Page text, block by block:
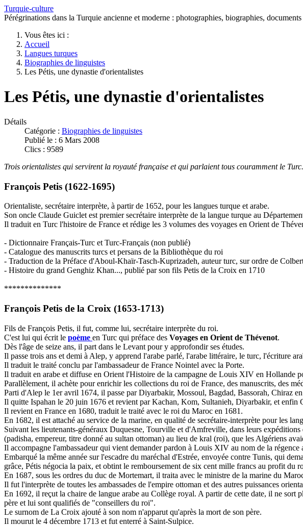
Turquie-culture
Pérégrinations dans la Turquie ancienne et moderne : photographies, biographies,
Vous êtes ici :
Accueil
Langues turques
Biographies de linguistes
Les Pétis, une dynastie d'orientalistes
Les Pétis, une dynastie d'orientalistes
Détails
Catégorie : Biographies de linguistes
Publié le : 6 Mars 2008
Clics : 9589
Trois orientalistes qui servirent la royauté française et qui parlaient tous couramment le
François Petis (1622-1695)
Orientaliste, secrétaire interprète, à partir de 1652, pour les langues turque et arabe.
Son oncle Claude Guiclet est premier secrétaire interprète de la langue turque au
Il traduit en Turc l'histoire de France et rédige les 3 volumes des voyages en Orient de
- Dictionnaire Français-Turc et Turc-Français (non publié)
- Catalogue des manuscrits turcs et persans de la Bibliothèque du roi
- Traduction de la Préface d'Aboul-Khaïr-Tasch-Kuprizadeh, auteur turc, sur ordre de
- Histoire du grand Genghiz Khan..., publié par son fils Petis de la Croix en 1710
**************
François Petis de la Croix (1653-1713)
Fils de François Petis, il fut, comme lui, secrétaire interprète du roi.
C'est lui qui écrit le poème en Turc qui préface des Voyages en Orient de Thévenot.
Dès l'âge de seize ans, il part dans le Levant pour y approfondir ses études.
Il passe trois ans et demi à Alep, y apprend l'arabe parlé, l'arabe littéraire, le turc, l'écriture
Il traduit le traité conclu par l'ambassadeur de France Nointel avec la Porte.
Il traduit en arabe et diffuse en Orient l'Histoire de la campagne de Louis XIV en Hollande
Parallèlement, il achète pour enrichir les collections du roi de France, des manuscrits, des
Parti d'Alep le 1er avril 1674, il passe par Diyarbakir, Mossoul, Bagdad, Bassorah, Chiraz
Il quitte Ispahan le 20 juin 1676 et revient par Kachan, Kom, Sultanieh, Diyarbakir, et enfin
Il revient en France en 1680, traduit le traité avec le roi du Maroc en 1681.
En 1682, il est attaché au service de la marine, en qualité de secrétaire-interprète pour les
Suivant les lieutenants-généraux Duquesne, Tourville et d'Amfreville, dans leurs
(padisha, empereur, titre donné au sultan ottoman) au lieu de kral (roi), que les Algériens
Il accompagne l'ambassadeur qui vient demander pardon à Louis XIV au nom de la
Embarqué la même année sur l'escadre du maréchal d'Estrée, envoyée contre Tunis, qui
grâce, Pétis négocia la paix, et obtint le remboursement de six cent mille francs au profit du
En 1687, sous les ordres du duc de Mortemart, il traita avec le ministre de la marine du
Il fut l'interprète de toutes les ambassades de l'empire ottoman et des autres puissances
En 1692, il reçut la chaire de langue arabe au Collège royal. A partir de cette date, il ne sort
père et lui sont qualifiés de "conseillers du roi".
Le surnom de La Croix ajouté à son nom n'apparut qu'après la mort de son père.
Il mourut le 4 décembre 1713 et fut enterré à Saint-Sulpice.